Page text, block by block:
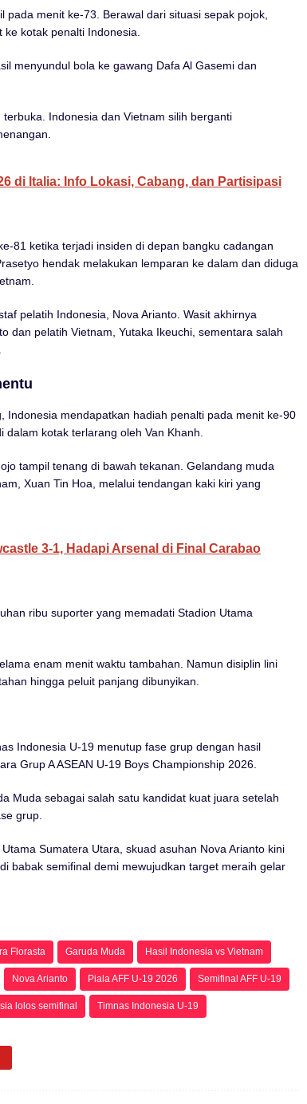
menit ke-73. Berawal dari situasi sepak pojok,
kotak penalti Indonesia.
menyundul bola ke gawang Dafa Al Gasemi dan
Indonesia dan Vietnam silih berganti
di Italia: Info Lokasi, Cabang, dan Partisipasi
81 ketika terjadi insiden di depan bangku cadangan
hendak melakukan lemparan ke dalam dan diduga
pelatih Indonesia, Nova Arianto. Wasit akhirnya
dan pelatih Vietnam, Yutaka Ikeuchi, sementara salah
Indonesia mendapatkan hadiah penalti pada menit ke-90
kotak terlarang oleh Van Khanh.
tampil tenang di bawah tekanan. Gelandang muda
Xuan Tin Hoa, melalui tendangan kaki kiri yang
3-1, Hadapi Arsenal di Final Carabao
ribu suporter yang memadati Stadion Utama
enam menit waktu tambahan. Namun disiplin lini
hingga peluit panjang dibunyikan.
Indonesia U-19 menutup fase grup dengan hasil
Grup A ASEAN U-19 Boys Championship 2026.
Muda sebagai salah satu kandidat kuat juara setelah
grup.
Sumatera Utara, skuad asuhan Nova Arianto kini
babak semifinal demi mewujudkan target meraih gelar
Florasta Garuda Muda Hasil Indonesia vs Vietnam
Nova Arianto Piala AFF U-19 2026 Semifinal AFF U-19
lolos semifinal Timnas Indonesia U-19